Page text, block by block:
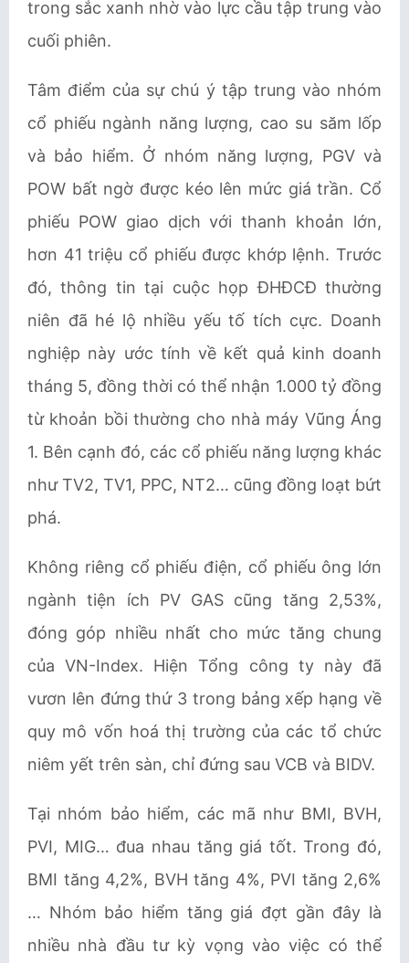
trong sắc xanh nhờ vào lực cầu tập trung vào
cuối phiên.
Tâm điểm của sự chú ý tập trung vào nhóm
cổ phiếu ngành năng lượng, cao su săm lốp
và bảo hiểm. Ở nhóm năng lượng, PGV và
POW bất ngờ được kéo lên mức giá trần. Cổ
phiếu POW giao dịch với thanh khoản lớn,
hơn 41 triệu cổ phiếu được khớp lệnh. Trước
đó, thông tin tại cuộc họp ĐHĐCĐ thường
niên đã hé lộ nhiều yếu tố tích cực. Doanh
nghiệp này ước tính về kết quả kinh doanh
tháng 5, đồng thời có thể nhận 1.000 tỷ đồng
từ khoản bồi thường cho nhà máy Vũng Áng
1. Bên cạnh đó, các cổ phiếu năng lượng khác
như TV2, TV1, PPC, NT2… cũng đồng loạt bứt
phá.
Không riêng cổ phiếu điện, cổ phiếu ông lớn
ngành tiện ích PV GAS cũng tăng 2,53%,
đóng góp nhiều nhất cho mức tăng chung
của VN-Index. Hiện Tổng công ty này đã
vươn lên đứng thứ 3 trong bảng xếp hạng về
quy mô vốn hoá thị trường của các tổ chức
niêm yết trên sàn, chỉ đứng sau VCB và BIDV.
Tại nhóm bảo hiểm, các mã như BMI, BVH,
PVI, MIG… đua nhau tăng giá tốt. Trong đó,
BMI tăng 4,2%, BVH tăng 4%, PVI tăng 2,6%
… Nhóm bảo hiểm tăng giá đợt gần đây là
nhiều nhà đầu tư kỳ vọng vào việc có thể